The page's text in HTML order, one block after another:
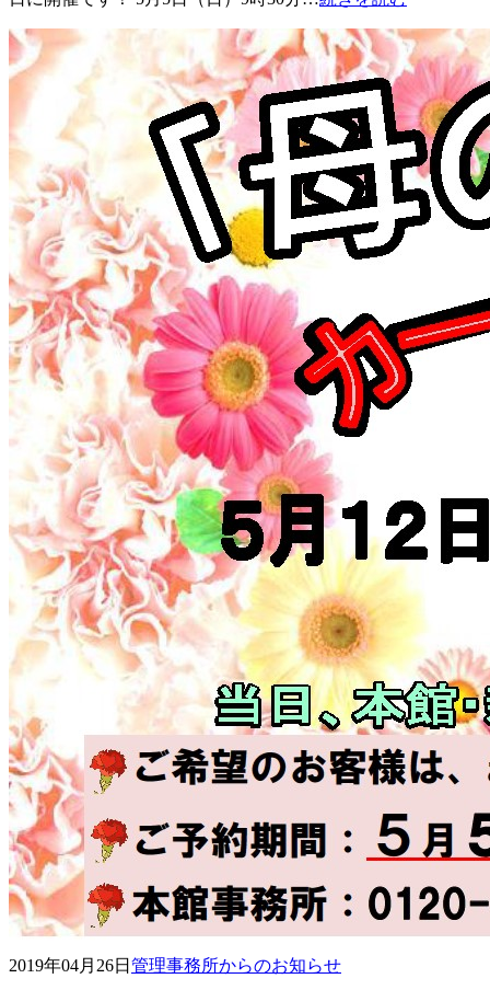
2019年04月26日 管理事務所からのお知らせ